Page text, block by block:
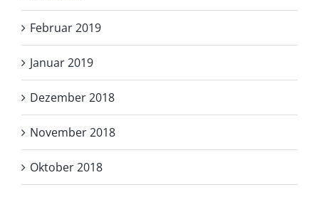
Februar 2019
Januar 2019
Dezember 2018
November 2018
Oktober 2018